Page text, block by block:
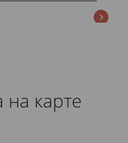
на карте